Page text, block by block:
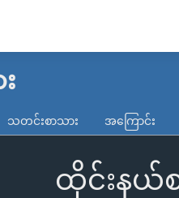
သတင်းစာသား အကြောင်း
ထိုင်းနယ်စ